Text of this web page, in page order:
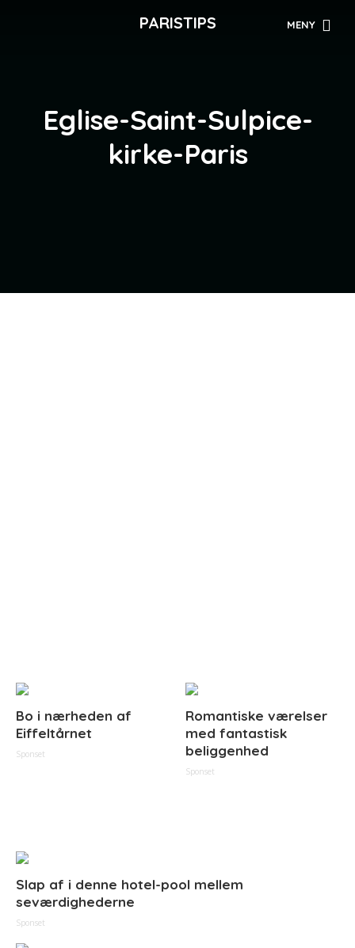
PARISTIPS MENY
Eglise-Saint-Sulpice-
kirke-Paris
Bo i nærheden af
Eiffeltårnet
Sponset
Romantiske værelser
med fantastisk
beliggenhed
Sponset
Slap af i denne hotel-pool mellem
seværdighederne
Sponset